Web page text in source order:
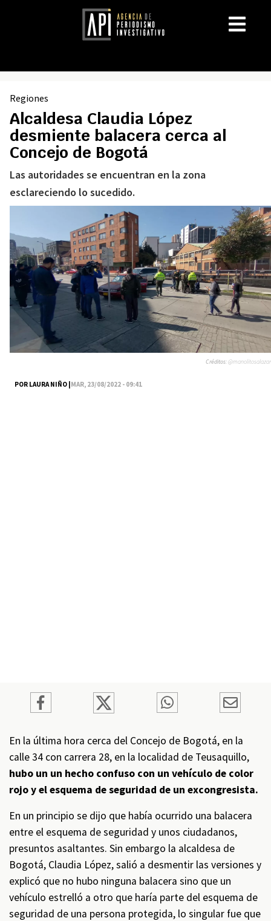
Regiones
Alcaldesa Claudia López
desmiente balacera cerca al
Concejo de Bogotá
Las autoridades se encuentran en la zona
esclareciendo lo sucedido.
POR LAURA NIÑO |MAR, 23/08/2022 - 09:41
Créditos:@manolitosalazar
En la última hora cerca del Concejo de Bogotá, en la
calle 34 con carrera 28, en la localidad de Teusaquillo,
hubo un un hecho confuso con un vehículo de color
rojo y el esquema de seguridad de un excongresista.
En un principio se dijo que había ocurrido una balacera
entre el esquema de seguridad y unos ciudadanos,
presuntos asaltantes. Sin embargo la alcaldesa de
Bogotá, Claudia López, salió a desmentir las versiones y
explicó que no hubo ninguna balacera sino que un
vehículo estrelló a otro que haría parte del esquema de
seguridad de una persona protegida, lo singular fue que